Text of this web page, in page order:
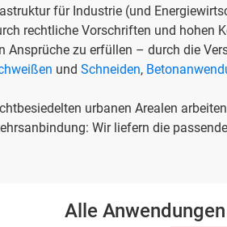
für Industrie (und
rechtliche Vorschriften und hohen
Ansprüche zu erfüllen – durch die
und Schneiden,
urbanen Arealen
Wir liefern die
Alle